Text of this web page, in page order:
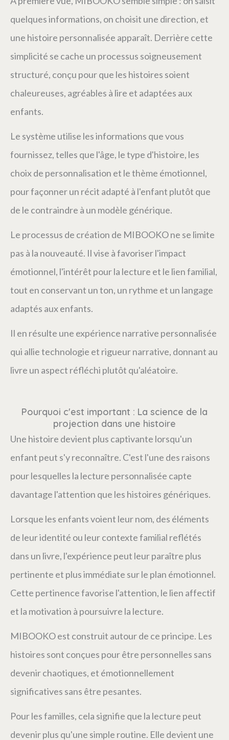
quelques informations, on choisit une direction, et
une histoire personnalisée apparaît. Derrière cette
simplicité se cache un processus soigneusement
structuré, conçu pour que les histoires soient
chaleureuses, agréables à lire et adaptées aux
enfants.
Le système utilise les informations que vous
fournissez, telles que l'âge, le type d'histoire, les
choix de personnalisation et le thème émotionnel,
pour façonner un récit adapté à l'enfant plutôt que
de le contraindre à un modèle générique.
Le processus de création de MIBOOKO ne se limite
pas à la nouveauté. Il vise à favoriser l'impact
émotionnel, l'intérêt pour la lecture et le lien familial,
tout en conservant un ton, un rythme et un langage
adaptés aux enfants.
Il en résulte une expérience narrative personnalisée
qui allie technologie et rigueur narrative, donnant au
livre un aspect réfléchi plutôt qu'aléatoire.
Pourquoi c'est important : La science de la
projection dans une histoire
Une histoire devient plus captivante lorsqu'un
enfant peut s'y reconnaître. C'est l'une des raisons
pour lesquelles la lecture personnalisée capte
davantage l'attention que les histoires génériques.
Lorsque les enfants voient leur nom, des éléments
de leur identité ou leur contexte familial reflétés
dans un livre, l'expérience peut leur paraître plus
pertinente et plus immédiate sur le plan émotionnel.
Cette pertinence favorise l'attention, le lien affectif
et la motivation à poursuivre la lecture.
MIBOOKO est construit autour de ce principe. Les
histoires sont conçues pour être personnelles sans
devenir chaotiques, et émotionnellement
significatives sans être pesantes.
Pour les familles, cela signifie que la lecture peut
devenir plus qu'une simple routine. Elle devient une